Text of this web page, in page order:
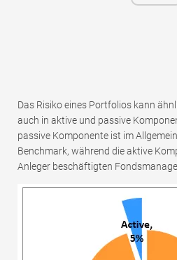
Das Risiko eines Portfolios kann
auch in aktive und passive
passive Komponente ist im
Benchmark, während die aktive
Anleger beschäftigten